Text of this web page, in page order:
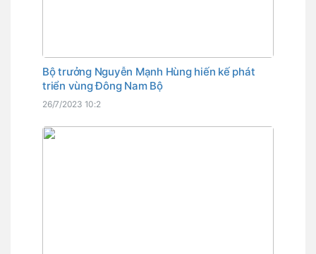
Bộ trưởng Nguyễn Mạnh Hùng hiến kế phát
triển vùng Đông Nam Bộ
26/7/2023 10:2